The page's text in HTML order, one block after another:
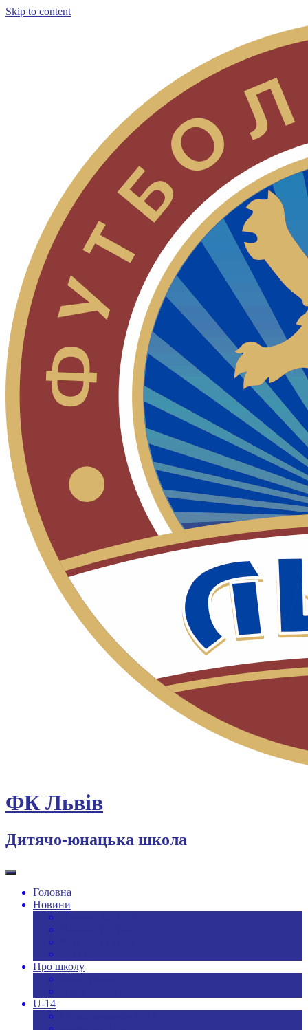
Skip to content
ФК Львів
Дитячо-юнацька школа
Головна
Новини
Про школу
U-14